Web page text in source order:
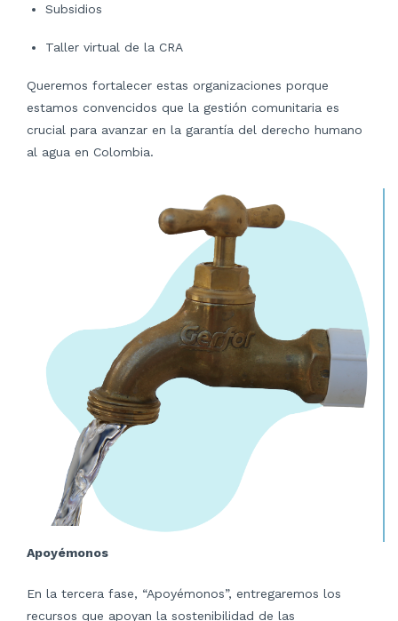
Subsidios
Taller virtual de la CRA
Queremos fortalecer estas organizaciones porque
estamos convencidos que la gestión comunitaria es
crucial para avanzar en la garantía del derecho humano
al agua en Colombia.
Apoyémonos
En la tercera fase, “Apoyémonos”, entregaremos los
recursos que apoyan la sostenibilidad de las